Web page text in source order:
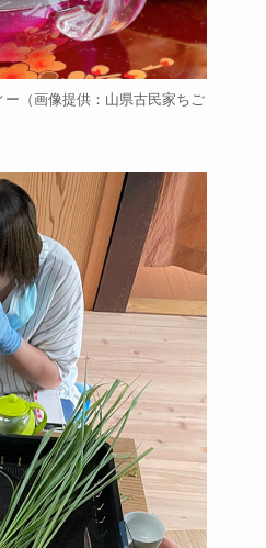
（画像提供：山県古民家ちご